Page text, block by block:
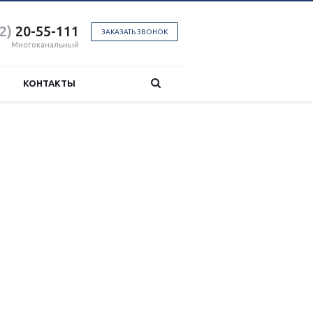
ЗАКАЗАТЬ ЗВОНОК
20-55-111
Многоканальный
КОНТАКТЫ